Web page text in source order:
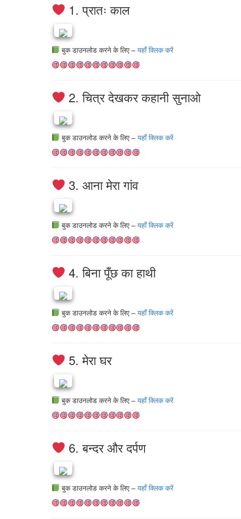
1. प्रातः काल
बुक डाउनलोड करने के लिए – यहाँ क्लिक करें
2. चित्र देखकर कहानी सुनाओ
बुक डाउनलोड करने के लिए – यहाँ क्लिक करें
3. आना मेरा गांव
बुक डाउनलोड करने के लिए – यहाँ क्लिक करें
4. बिना पूँछ का हाथी
बुक डाउनलोड करने के लिए – यहाँ क्लिक करें
5. मेरा घर
बुक डाउनलोड करने के लिए – यहाँ क्लिक करें
6. बन्दर और दर्पण
बुक डाउनलोड करने के लिए – यहाँ क्लिक करें